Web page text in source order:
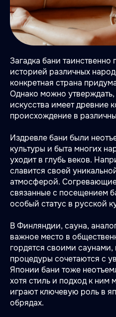
Загадка бани таинственно
историей различных
конкретная страна
Однако можно утверждать,
искусства имеет древние
происхождение в
Издревле бани были
культуры и быта многих
уходит в глубь веков.
славится своей
атмосферой.
связанные с посещением
особый статус в русской
В Финляндии, сауна,
важное место в
гордятся своими саунами,
процедуры сочетаются с
Японии бани тоже
хотя стиль и подход к ним
играют ключевую роль в
обрядах.